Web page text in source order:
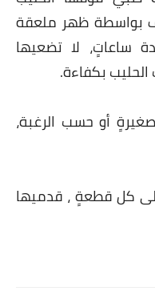
بواسطة ظهر ملعقة
ساعاتٍ، لا تضعيها
الحليب بكفاءة.
أو حسب الرغبة،
على كل قطعةٍ ، قدميها